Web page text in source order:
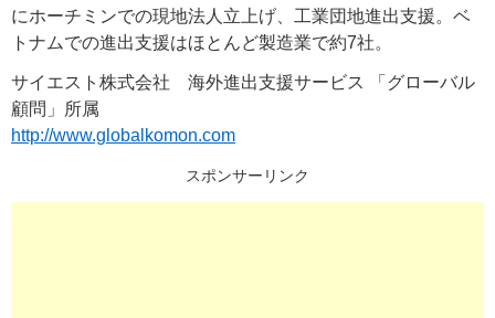
にホーチミンでの現地法人立上げ、工業団地進出支援。ベ
トナムでの進出支援はほとんど製造業で約7社。
サイエスト株式会社 海外進出支援サービス 「グローバル
顧問」所属
http://www.globalkomon.com
スポンサーリンク